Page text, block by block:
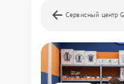
Сервисный центр